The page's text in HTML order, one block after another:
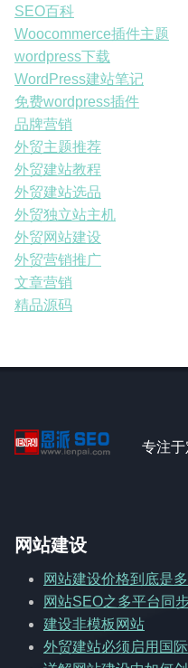
SEO百科
Woocommerce插件主题
wordpress下载
WordPress建站笔记
免费wordpress插件
品牌营销
外贸主题推荐
外贸建站教程
外贸建站选品
外贸独立站主机
外贸网站建设
外贸营销推广
文章营销
精品源码
专注
网站建设
网站建设价格到底是
网站SEO之多平台同
建设非模板网站
外贸建站必须启用国